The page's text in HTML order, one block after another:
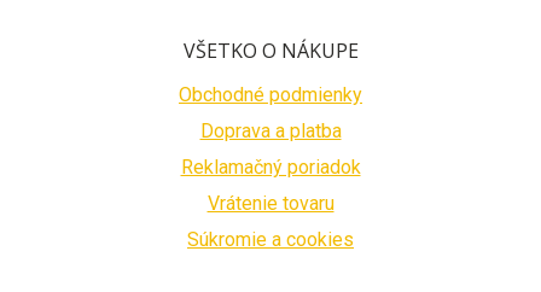
VŠETKO O NÁKUPE
Obchodné podmienky
Doprava a platba
Reklamačný poriadok
Vrátenie tovaru
Súkromie a cookies